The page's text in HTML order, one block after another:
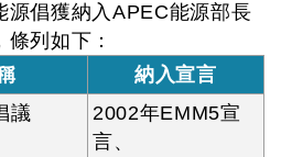
源倡獲納入APEC能源部長
列如下：
納入宣言
議
2002年EMM5宣
言、